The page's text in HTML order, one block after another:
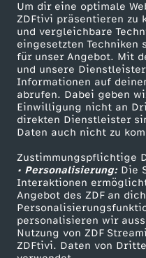
Um dir eine optimale
ZDFtivi präsentieren zu
und vergleichbare
eingesetzten
für unser Angebot. Mit
und unsere
Informationen auf
abrufen. Dabei geben
Einwilligung nicht an
direkten Dienstleister
Daten auch nicht zu
Zustimmungspflichtige
• Personalisierung:Die
Interaktionen
Angebot des ZDF an
personalisieren wir
Nutzung von ZDF
ZDFtivi. Daten von
e
-
N
a
p
o
l
Mehr ZDF
ZDF-Apps
Smart TV
ZDFtext
Livestreams
Sendungen A-Z
TV-Programm